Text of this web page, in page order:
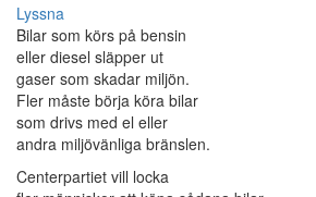
Lyssna
Bilar som körs på bensin
eller diesel släpper ut
gaser som skadar miljön.
Fler måste börja köra bilar
som drivs med el eller
andra miljövänliga bränslen.
Centerpartiet vill locka